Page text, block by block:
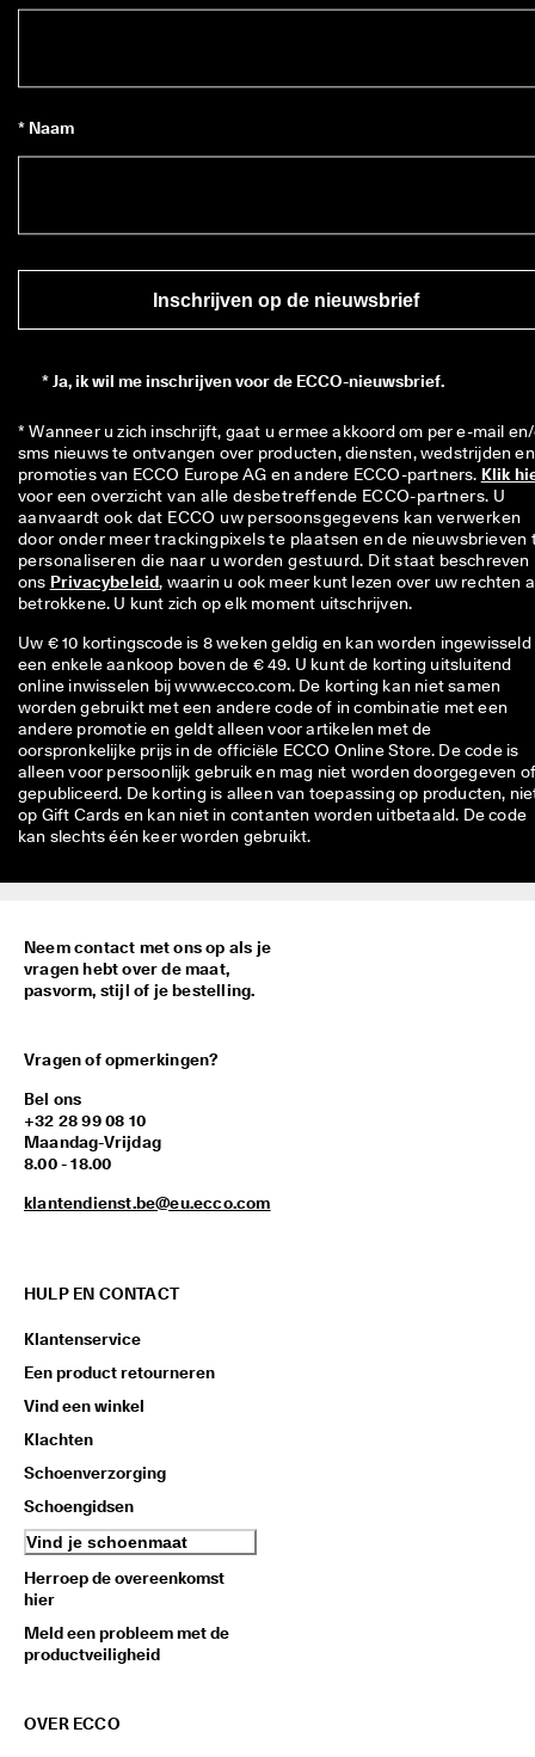
* Naam
Inschrijven op de nieuwsbrief
* Ja, ik wil me inschrijven voor de ECCO-nieuwsbrief.
* Wanneer u zich inschrijft, gaat u ermee akkoord om per e-mail
sms nieuws te ontvangen over producten, diensten, wedstrijden en
promoties van ECCO Europe AG en andere ECCO-partners. Klik
voor een overzicht van alle desbetreffende ECCO-partners. U
aanvaardt ook dat ECCO uw persoonsgegevens kan verwerken
door onder meer trackingpixels te plaatsen en de nieuwsbrieven
personaliseren die naar u worden gestuurd. Dit staat beschreven
ons Privacybeleid, waarin u ook meer kunt lezen over uw rechten
betrokkene. U kunt zich op elk moment uitschrijven.
Uw € 10 kortingscode is 8 weken geldig en kan worden ingewisseld
een enkele aankoop boven de € 49. U kunt de korting uitsluitend
online inwisselen bij www.ecco.com. De korting kan niet samen
worden gebruikt met een andere code of in combinatie met een
andere promotie en geldt alleen voor artikelen met de
oorspronkelijke prijs in de officiële ECCO Online Store. De code is
alleen voor persoonlijk gebruik en mag niet worden doorgegeven
gepubliceerd. De korting is alleen van toepassing op producten,
op Gift Cards en kan niet in contanten worden uitbetaald. De code
kan slechts één keer worden gebruikt.
Neem contact met ons op als je
vragen hebt over de maat,
pasvorm, stijl of je bestelling.
Vragen of opmerkingen?
Bel ons
+32 28 99 08 10
Maandag-Vrijdag
8.00 - 18.00
klantendienst.be@eu.ecco.com
HULP EN CONTACT
Klantenservice
Een product retourneren
Vind een winkel
Klachten
Schoenverzorging
Schoengidsen
Vind je schoenmaat
Herroep de overeenkomst
hier
Meld een probleem met de
productveiligheid
OVER ECCO